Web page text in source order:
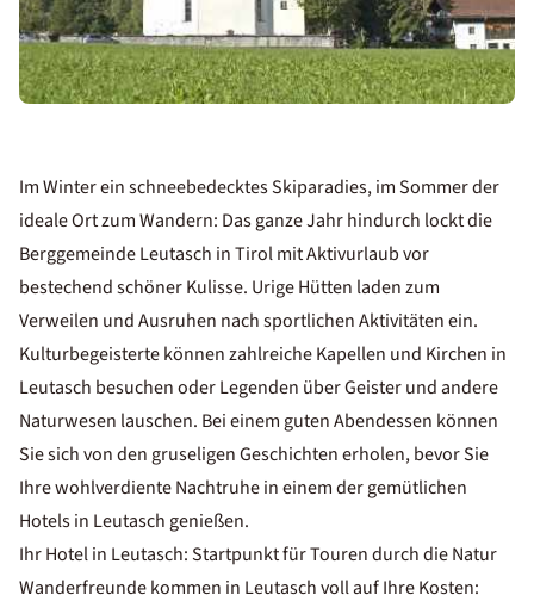
Im Winter ein schneebedecktes Skiparadies, im Sommer der
ideale Ort zum Wandern: Das ganze Jahr hindurch lockt die
Berggemeinde Leutasch in Tirol mit Aktivurlaub vor
bestechend schöner Kulisse. Urige Hütten laden zum
Verweilen und Ausruhen nach sportlichen Aktivitäten ein.
Kulturbegeisterte können zahlreiche Kapellen und Kirchen in
Leutasch besuchen oder Legenden über Geister und andere
Naturwesen lauschen. Bei einem guten Abendessen können
Sie sich von den gruseligen Geschichten erholen, bevor Sie
Ihre wohlverdiente Nachtruhe in einem der gemütlichen
Hotels in Leutasch genießen.
Ihr Hotel in Leutasch: Startpunkt für Touren durch die Natur
Wanderfreunde kommen in Leutasch voll auf Ihre Kosten: